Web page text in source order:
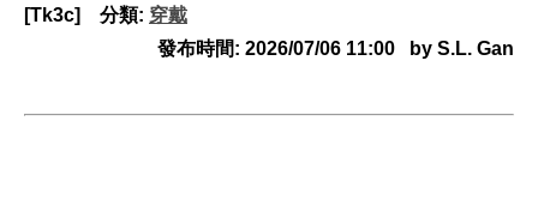
[Tk3c] 分類: 穿戴
發布時間: 2026/07/06 11:00 by S.L. Gan